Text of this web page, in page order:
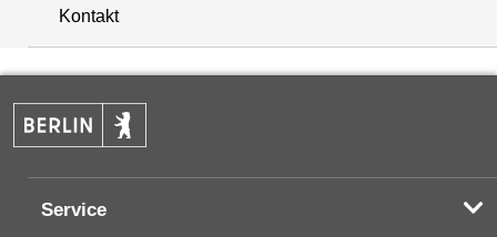
+
−
Kontakt
Service